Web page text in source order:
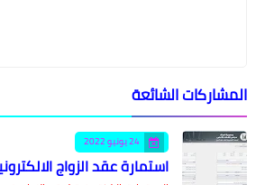
المشاركات الشائعة
24 يونيو 2022
استمارة عقد الزواج